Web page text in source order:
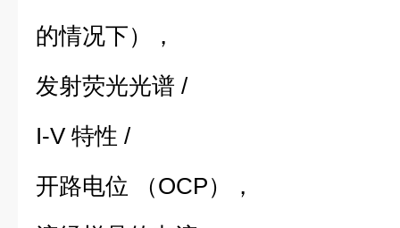
的情况下），
发射荧光光谱 /
I-V 特性 /
开路电位 （OCP），